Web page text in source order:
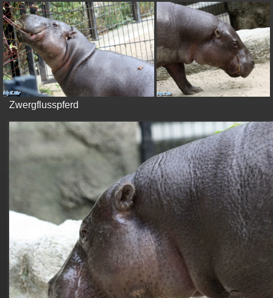
Zwergflusspferd